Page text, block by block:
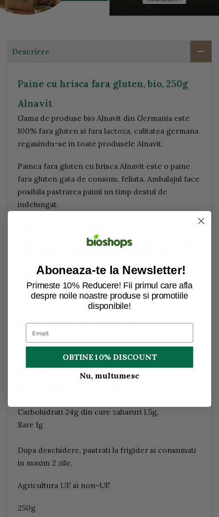
Descriere
Paine cu hrisca fara gluten, bio, 250g
Alnavit
Gama de produse bio Alnavit din Germania este
100% fara gluten si fara lactoza, calitatea germana
regasindu-se in toate produsele Alnavit.
Painea fara gluten cu hrisca Alnavit este o paine
fara gluten gata de consum, feliata. Ambalajul face
posibila pastrarea painii un timp destul de
indelungat.
aluat natural de hrisca* 33% (faina de
hrisca integrala* 55%, apa), apa,
integrala* 4%, faina de mei integrala*, faina de
SOIA* 3%, mare sare, fibre de mere*, emulgator:
lecitina deSOIA*
*din agricultura ecologica
Poate contine urme de oua, lupin.
Valori nutritionale/100ml:
Energie 1064kj/255kcal,
Carbohidrati 24g din care zaharuri 1.5g,
Sare 1g
Dupa deschidere, pastrati la frigider si consumati
in maxim 2 zile.
Agricultura UE si non-UE
250g
Aboneaza-te la Newsletter!
Primeste 10% Reducere! Fii primul care afla
despre noile noastre produse si promotiile
disponibile!
OBTINE 10% DISCOUNT
Nu, multumesc